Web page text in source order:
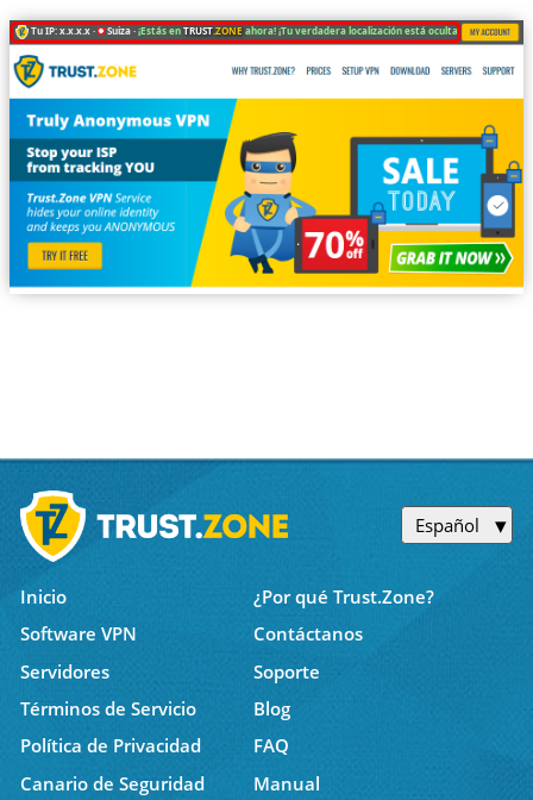
Tu IP: x.x.x.x · Suiza ·¡Estás enTRUST.ZONE ahora! ¡Tu verdadera localización está oculta!
Español
Inicio
¿Por qué Trust.Zone?
Software VPN
Contáctanos
Servidores
Soporte
Términos de Servicio
Blog
Política de Privacidad
FAQ
Canario de Seguridad
Manual